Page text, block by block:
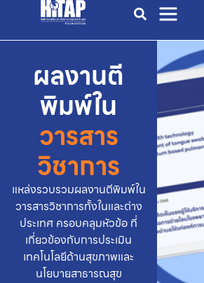
ผลงานตี
พิมพ์ใน
วารสาร
วิชาการ
แหล่งรวบรวมผลงานตีพิมพ์ใน
วารสารวิชาการทั้งในและต่าง
ประเทศ ครอบคลุมหัวข้อ ที่
เกี่ยวข้องกับการประเมิน
เทคโนโลยีด้านสุขภาพและ
นโยบายสาธารณสุข